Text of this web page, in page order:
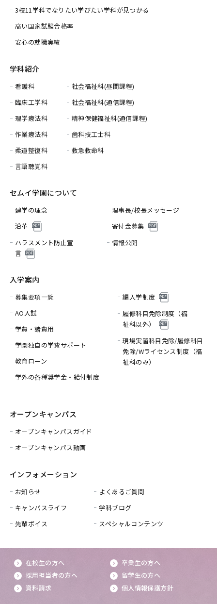
3校11学科でなりたい学びたい学科が見つかる
高い国家試験合格率
安心の就職実績
学科紹介
看護科
臨床工学科
理学療法科
作業療法科
柔道整復科
言語聴覚科
社会福祉科(昼間課程)
社会福祉科(通信課程)
精神保健福祉科(通信課程)
歯科技工士科
救急救命科
セムイ学園について
建学の理念
理事長/校長メッセージ
沿革
寄付金募集
ハラスメント防止宣
言
情報公開
入学案内
募集要項一覧
AO入試
学費・諸費用
学園独自の学費サポート
教育ローン
学外の各種奨学金・給付制度
編入学制度
履修科目免除制度（福
祉科以外）
現場実習科目免除/履修科目
免除/Wライセンス制度（福
祉科のみ）
オープンキャンパス
オープンキャンパスガイド
オープンキャンパス動画
インフォメーション
お知らせ
キャンパスライフ
先輩ボイス
よくあるご質問
学科ブログ
スペシャルコンテンツ
在校生の方へ
卒業生の方へ
採用担当者の方へ
留学生の方へ
資料請求
個人情報保護方針